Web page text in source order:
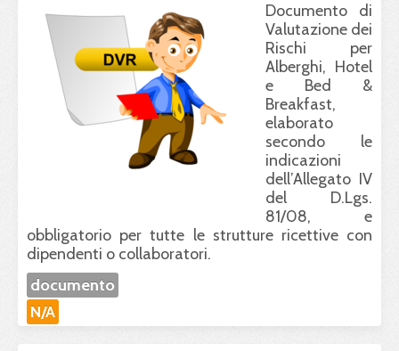
Documento di
Valutazione dei
Rischi per
Alberghi, Hotel
e Bed &
Breakfast,
elaborato
secondo le
indicazioni
dell’Allegato IV
del D.Lgs.
81/08, e
obbligatorio per tutte le strutture ricettive con
dipendenti o collaboratori.
documento
N/A